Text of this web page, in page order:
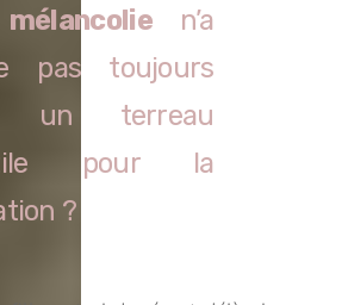
mélancolien’a
pas toujours
un terreau
pour la
?